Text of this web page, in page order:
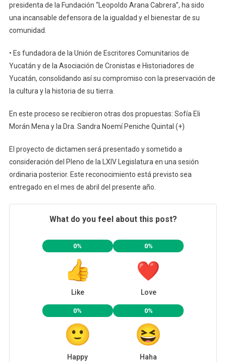
presidenta de la Fundación “Leopoldo Arana Cabrera”, ha sido
una incansable defensora de la igualdad y el bienestar de su
comunidad.
• Es fundadora de la Unión de Escritores Comunitarios de
Yucatán y de la Asociación de Cronistas e Historiadores de
Yucatán, consolidando así su compromiso con la preservación de
la cultura y la historia de su tierra.
En este proceso se recibieron otras dos propuestas: Sofía Eli
Morán Mena y la Dra. Sandra Noemí Peniche Quintal (+)
El proyecto de dictamen será presentado y sometido a
consideración del Pleno de la LXIV Legislatura en una sesión
ordinaria posterior. Este reconocimiento está previsto sea
entregado en el mes de abril del presente año.
What do you feel about this post?
0%
Like
0%
Love
0%
Happy
0%
Haha